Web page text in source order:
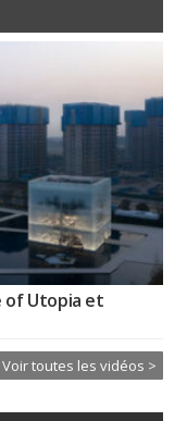
of Utopia et
Voir toutes les vidéos >